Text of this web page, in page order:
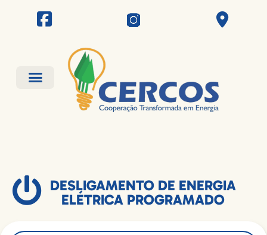
DESLIGAMENTO DE ENERGIA
ELÉTRICA PROGRAMADO